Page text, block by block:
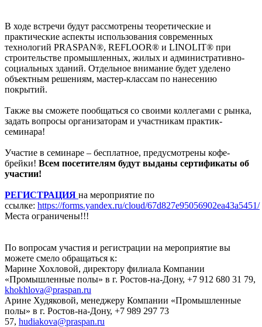
В ходе встречи будут рассмотрены теоретические и
практические аспекты использования современных
технологий PRASPAN®, REFLOOR® и LINOLIT® при
строительстве промышленных, жилых и административно-
социальных зданий. Отдельное внимание будет уделено
объектным решениям, мастер-классам по нанесению
покрытий.
Также вы сможете пообщаться со своими коллегами с рынка,
задать вопросы организаторам и участникам практик-
семинара!
Участие в семинаре – бесплатное, предусмотрены кофе-
брейки! Всем посетителям будут выданы сертификаты об
участии!
РЕГИСТРАЦИЯ на мероприятие по
ссылке: https://forms.yandex.ru/cloud/67d827e95056902ea43a5451/
Места ограничены!!!
По вопросам участия и регистрации на мероприятие вы
можете смело обращаться к:
Марине Хохловой, директору филиала Компании
«Промышленные полы» в г. Ростов-на-Дону, +7 912 680 31 79,
khokhlova@praspan.ru
Арине Худяковой, менеджеру Компании «Промышленные
полы» в г. Ростов-на-Дону, +7 989 297 73
57, hudiakova@praspan.ru